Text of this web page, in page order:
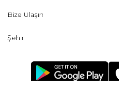
Bize Ulaşın
Şehir